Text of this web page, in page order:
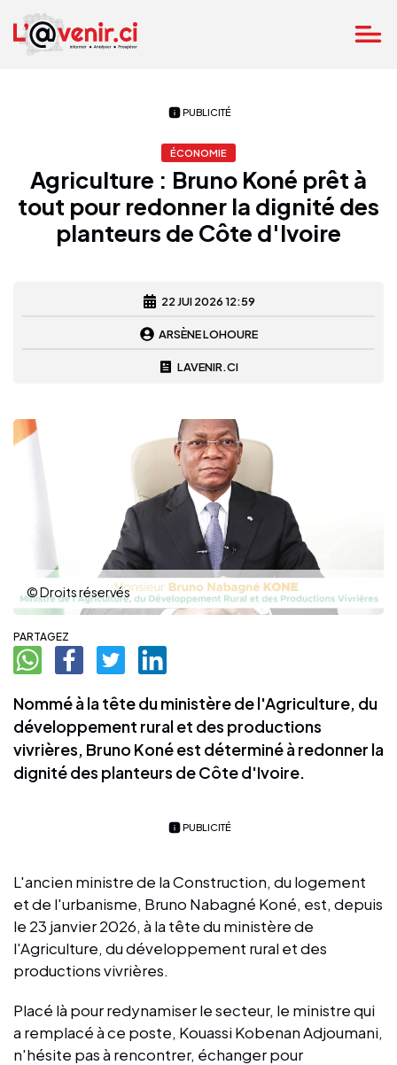
PUBLICITÉ
ÉCONOMIE
Agriculture : Bruno Koné prêt à
tout pour redonner la dignité des
planteurs de Côte d'Ivoire
22 JUI 2026 12:59
ARSÈNE LOHOURE
LAVENIR.CI
© Droits réservés
PARTAGEZ
Nommé à la tête du ministère de l'Agriculture, du
développement rural et des productions
vivrières, Bruno Koné est déterminé à redonner la
dignité des planteurs de Côte d'Ivoire.
PUBLICITÉ
L'ancien ministre de la Construction, du logement
et de l'urbanisme, Bruno Nabagné Koné, est, depuis
le 23 janvier 2026, à la tête du ministère de
l'Agriculture, du développement rural et des
productions vivrières.
Placé là pour redynamiser le secteur, le ministre qui
a remplacé à ce poste, Kouassi Kobenan Adjoumani,
n'hésite pas à rencontrer, échanger pour